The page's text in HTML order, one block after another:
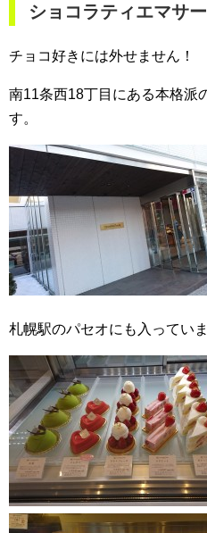
ショコラティエマサ
チョコ好きには外せません！
南11条西18丁目にある本格派
す。
札幌駅のパセオにも入っていま